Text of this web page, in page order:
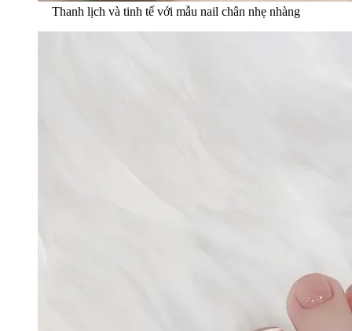
Thanh lịch và tinh tế với mẫu nail chân nhẹ nhàng